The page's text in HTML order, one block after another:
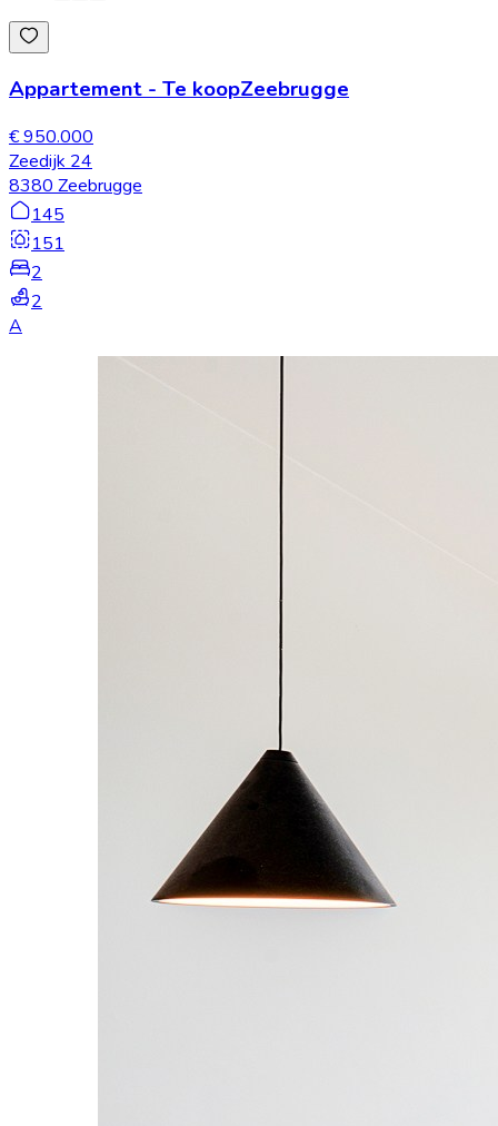
Appartement - Te koopZeebrugge
€ 950.000
Zeedijk 24
8380 Zeebrugge
145
151
2
2
A